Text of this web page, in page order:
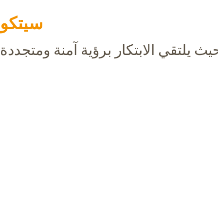
سيتكو
يلتقي الابتكار برؤية آمنة ومتجددة